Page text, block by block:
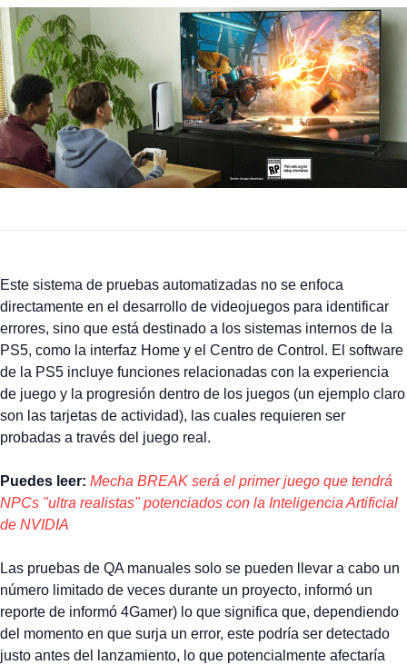
Este sistema de pruebas automatizadas no se enfoca
directamente en el desarrollo de videojuegos para identificar
errores, sino que está destinado a los sistemas internos de la
PS5, como la interfaz Home y el Centro de Control. El software
de la PS5 incluye funciones relacionadas con la experiencia
de juego y la progresión dentro de los juegos (un ejemplo claro
son las tarjetas de actividad), las cuales requieren ser
probadas a través del juego real.
Puedes leer: Mecha BREAK será el primer juego que tendrá
NPCs "ultra realistas" potenciados con la Inteligencia Artificial
de NVIDIA
Las pruebas de QA manuales solo se pueden llevar a cabo un
número limitado de veces durante un proyecto, informó un
reporte de informó 4Gamer) lo que significa que, dependiendo
del momento en que surja un error, este podría ser detectado
justo antes del lanzamiento, lo que potencialmente afectaría